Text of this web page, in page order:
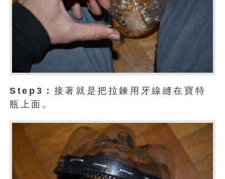
Step3： 接著就是把拉鍊用牙線縫在寶特
瓶上面。